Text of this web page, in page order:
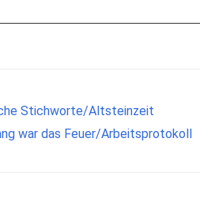
Stichworte/Altsteinzeit
war das Feuer/Arbeitsprotokoll